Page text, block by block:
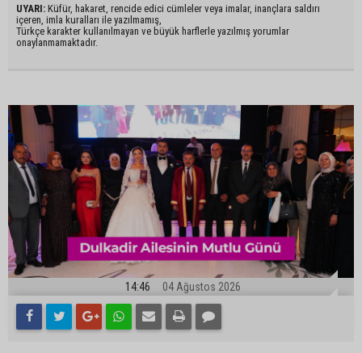
UYARI: Küfür, hakaret, rencide edici cümleler veya imalar, inançlara saldırı
içeren, imla kuralları ile yazılmamış,
Türkçe karakter kullanılmayan ve büyük harflerle yazılmış yorumlar
onaylanmamaktadır.
14:46 04 Ağustos 2026